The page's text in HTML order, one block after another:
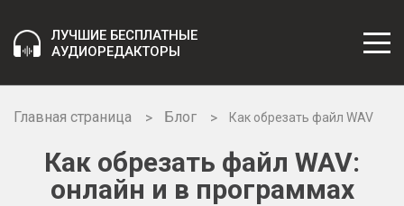
ЛУЧШИЕ БЕСПЛАТНЫЕ
АУДИОРЕДАКТОРЫ
Главная страница Блог Как обрезать файл WAV
Как обрезать файл WAV:
онлайн и в программах